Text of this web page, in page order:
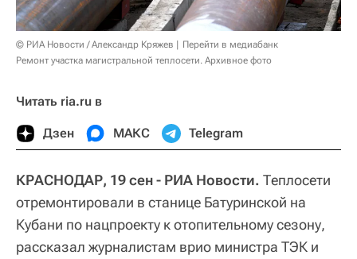
© РИА Новости / Александр Кряжев
Перейти в медиабанк
Ремонт участка магистральной теплосети. Архивное фото
Читать ria.ru в
Дзен МАКС Telegram
КРАСНОДАР, 19 сен - РИА Новости. Теплосети
отремонтировали в станице Батуринской на
Кубани по нацпроекту к отопительному сезону,
рассказал журналистам врио министра ТЭК и